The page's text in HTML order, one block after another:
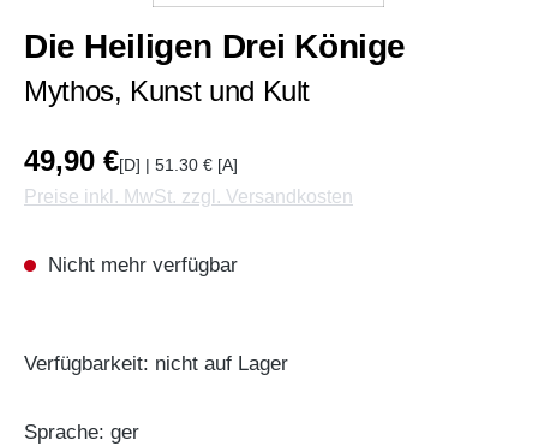
Die Heiligen Drei Könige
Mythos, Kunst und Kult
49,90 €[D] | 51.30 € [A]
Preise inkl. MwSt. zzgl. Versandkosten
Nicht mehr verfügbar
Verfügbarkeit: nicht auf Lager
Sprache: ger